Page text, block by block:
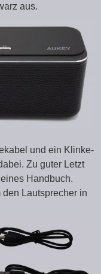
aus.
und ein Klinke-
Zu guter Letzt
Handbuch.
Lautsprecher in